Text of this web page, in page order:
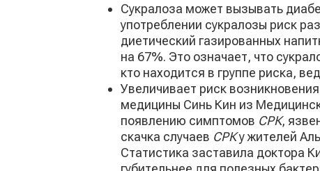
Сукралоза может вызывать
употреблении сукралозы риск
диетический газированных
на 67%. Это означает, что
кто находится в группе риска,
Увеличивает риск
медицины Синь Кин из
появлению симптомов СРК,
скачка случаев СРКу жителей
Статистика заставила доктора